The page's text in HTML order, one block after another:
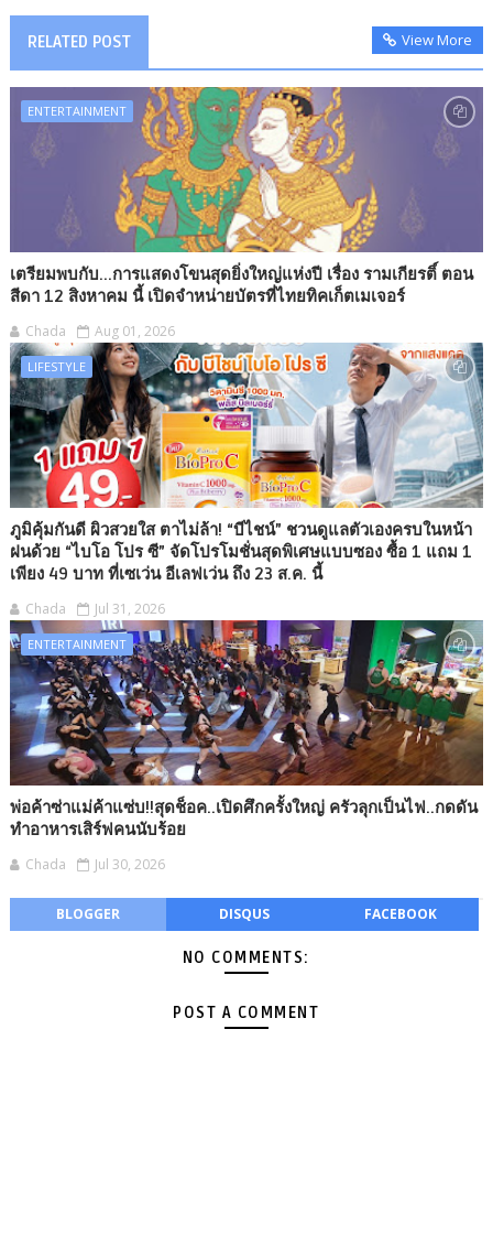
RELATED POST View More
ENTERTAINMENT
เตรียมพบกับ...การแสดงโขนสุดยิ่งใหญ่แห่งปี เรื่อง รามเกียรติ์ ตอน
สีดา 12 สิงหาคม นี้ เปิดจำหน่ายบัตรที่ไทยทิคเก็ตเมเจอร์
Chada Aug 01, 2026
LIFESTYLE
ภูมิคุ้มกันดี ผิวสวยใส ตาไม่ล้า! “บีไชน์” ชวนดูแลตัวเองครบในหน้า
ฝนด้วย “ไบโอ โปร ซี” จัดโปรโมชั่นสุดพิเศษแบบซอง ซื้อ 1 แถม 1
เพียง 49 บาท ที่เซเว่น อีเลฟเว่น ถึง 23 ส.ค. นี้
Chada Jul 31, 2026
ENTERTAINMENT
พ่อค้าซ่าแม่ค้าแซ่บ!!สุดช็อค..เปิดศึกครั้งใหญ่ ครัวลุกเป็นไฟ..กดดัน
ทำอาหารเสิร์ฟคนนับร้อย
Chada Jul 30, 2026
BLOGGER DISQUS FACEBOOK
NO COMMENTS:
POST A COMMENT